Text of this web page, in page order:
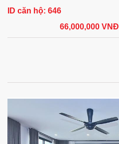
ID căn hộ: 646
66,000,000 VNĐ